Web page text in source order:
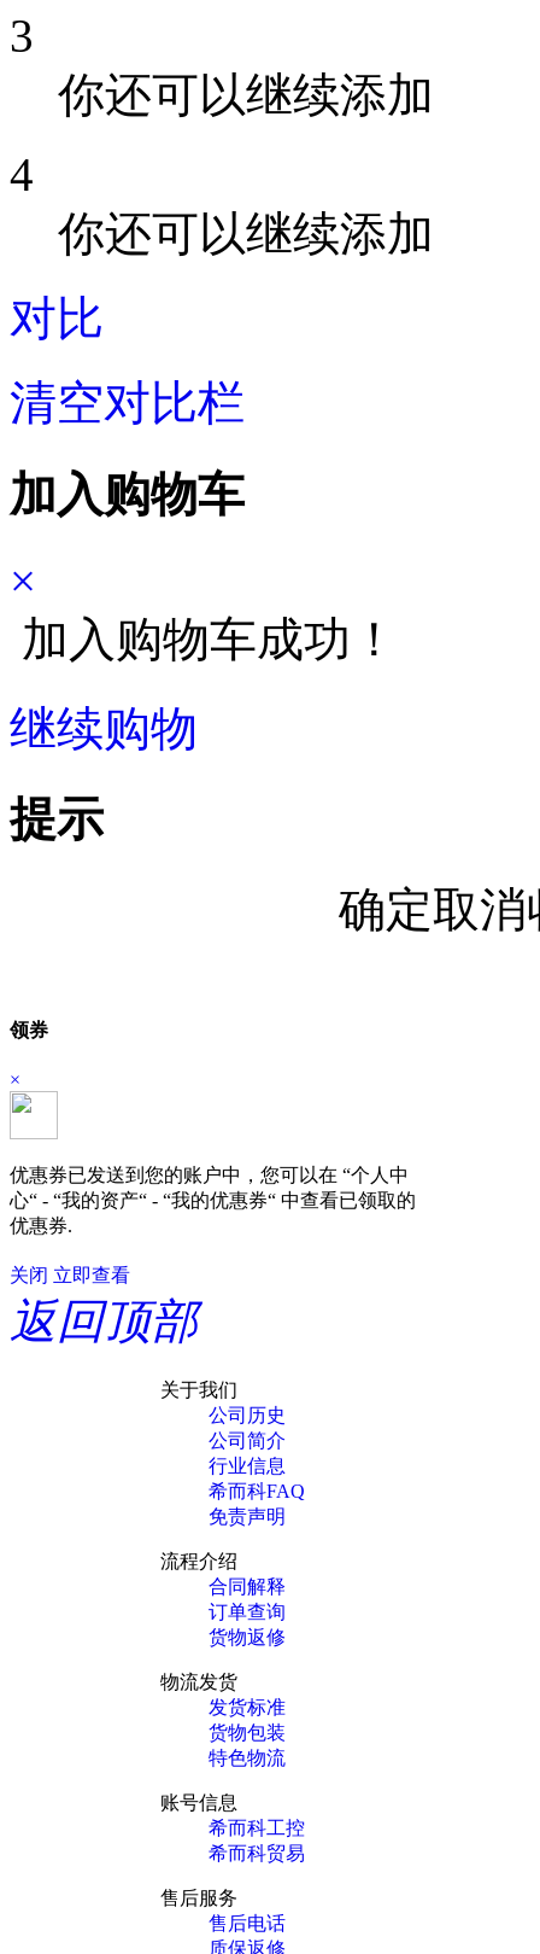
3
你还可以继续添加
4
你还可以继续添加
对比
清空对比栏
加入购物车
×
加入购物车成功！
继续购物
提示
确定取
领券
×
优惠券已发送到您的账户中，您可以在 “个人中
心“ - “我的资产“ - “我的优惠券“ 中查看已领取的
优惠券.
关闭 立即查看
返回顶部
关于我们
公司历史
公司简介
行业信息
希而科FAQ
免责声明
流程介绍
合同解释
订单查询
货物返修
物流发货
发货标准
货物包装
特色物流
账号信息
希而科工控
希而科贸易
售后服务
售后电话
质保返修